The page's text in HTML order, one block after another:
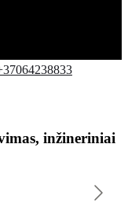
inžineriniai